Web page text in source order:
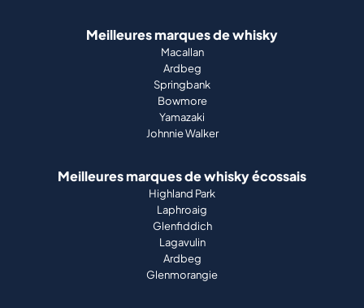
Meilleures marques de whisky
Macallan
Ardbeg
Springbank
Bowmore
Yamazaki
Johnnie Walker
Meilleures marques de whisky écossais
Highland Park
Laphroaig
Glenfiddich
Lagavulin
Ardbeg
Glenmorangie